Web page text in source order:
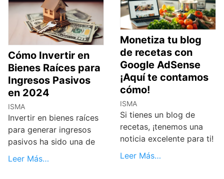
Cómo Invertir en
Bienes Raíces para
Ingresos Pasivos
en 2024
ISMA
Invertir en bienes raíces
para generar ingresos
pasivos ha sido una de
Leer Más…
Monetiza tu blog
de recetas con
Google AdSense
¡Aquí te contamos
cómo!
ISMA
Si tienes un blog de
recetas, ¡tenemos una
noticia excelente para ti!
Leer Más…